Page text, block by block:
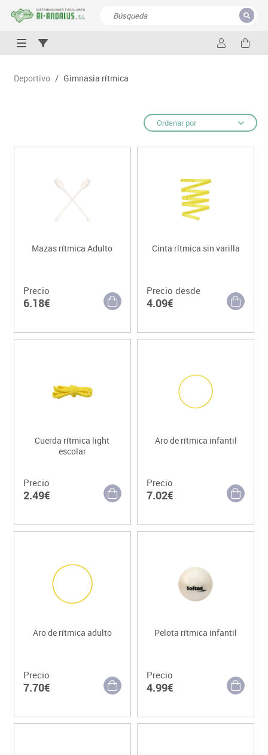
CERRAR
Deportivo / Gimnasia rítmica
Ordenar por
Mazas rítmica Adulto
Precio
6.18€
Cinta rítmica sin varilla
Precio desde
4.09€
Cuerda rítmica light
escolar
Precio
2.49€
Aro de rítmica infantil
Precio
7.02€
Aro de rítmica adulto
Precio
7.70€
Pelota rítmica infantil
Precio
4.99€